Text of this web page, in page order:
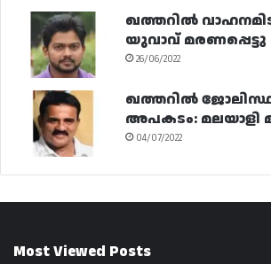
ഖത്തറിൽ
യുവാവ് മരണപ്പെട്ടു
26/06/2022
ഖത്തറിൽ
അപകടം: മലയാളി
04/07/2022
Most Viewed Posts